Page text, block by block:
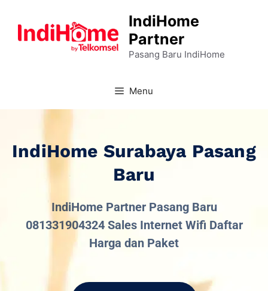
IndiHome
Partner
Pasang Baru IndiHome
Menu
IndiHome Surabaya Pasang
Baru
IndiHome Partner Pasang Baru
081331904324 Sales Internet Wifi Daftar
Harga dan Paket